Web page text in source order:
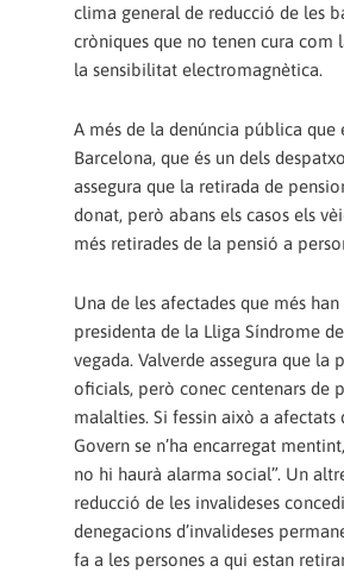
clima general de reducció de les
cròniques que no tenen cura
la sensibilitat electromagnètica.
A més de la denúncia pública que
Barcelona, que és un dels
assegura que la retirada de
donat, però abans els casos els
més retirades de la pensió a
Una de les afectades que més
presidenta de la Lliga Síndrome
vegada. Valverde assegura que la
oficials, però conec centenars de
malalties. Si fessin això a
Govern se n’ha encarregat
no hi haurà alarma social”. Un
reducció de les invalideses
denegacions d’invalideses
fa a les persones a qui estan